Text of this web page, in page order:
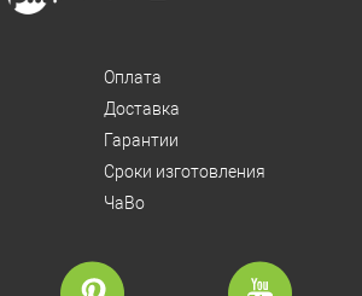
Оплата
Доставка
Гарантии
Сроки изготовления
ЧаВо